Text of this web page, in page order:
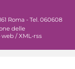
Roma - Tel. 060608
delle
web / XML-rss